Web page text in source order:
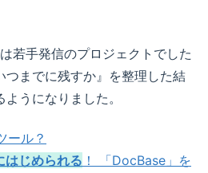
若手発信のプロジェクトでした
つまでに残すか』を整理した結
うになりました。
ール？
はじめられる ！ 「DocBase」を